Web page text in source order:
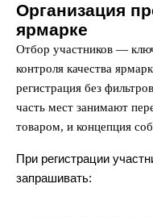
Организация
ярмарке
Отбор участников —
контроля качества
регистрация без
часть мест занимают
товаром, и концепция
При регистрации
запрашивать: